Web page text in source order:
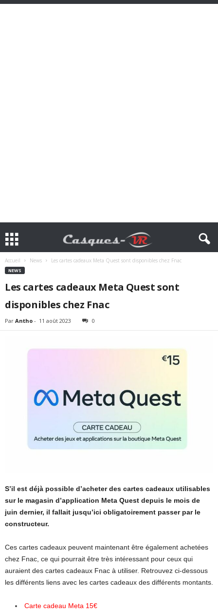
Accueil News Les cartes cadeaux Meta Quest sont disponibles chez Fnac
NEWS
Les cartes cadeaux Meta Quest sont
disponibles chez Fnac
Par Antho - 11 août 2023 0
S’il est déjà possible d’acheter des cartes cadeaux utilisables
sur le magasin d’application Meta Quest depuis le mois de
juin dernier, il fallait jusqu’ici obligatoirement passer par le
constructeur.
Ces cartes cadeaux peuvent maintenant être également achetées
chez Fnac, ce qui pourrait être très intéressant pour ceux qui
auraient des cartes cadeaux Fnac à utiliser. Retrouvez ci-dessous
les différents liens avec les cartes cadeaux des différents montants.
Carte cadeau Meta 15€